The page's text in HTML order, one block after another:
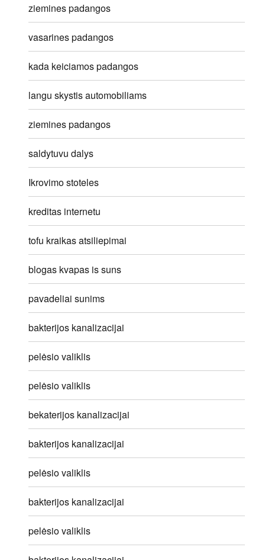
ziemines padangos
vasarines padangos
kada keiciamos padangos
langu skystis automobiliams
ziemines padangos
saldytuvu dalys
Ikrovimo stoteles
kreditas internetu
tofu kraikas atsiliepimai
blogas kvapas is suns
pavadeliai sunims
bakterijos kanalizacijai
pelėsio valiklis
pelėsio valiklis
bekaterijos kanalizacijai
bakterijos kanalizacijai
pelėsio valiklis
bakterijos kanalizacijai
pelėsio valiklis